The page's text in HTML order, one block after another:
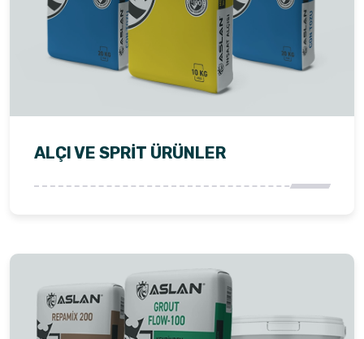
ALÇI VE SPRIT ÜRÜNLER